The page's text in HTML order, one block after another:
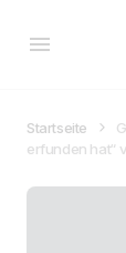
Startseite
erfunden hat“